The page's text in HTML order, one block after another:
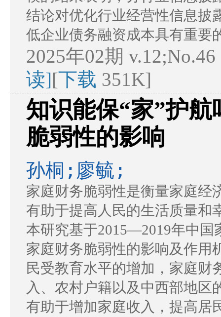
结论对优化行业经营性信息披
低企业债务融资成本具有重要
2025年02期
读][下载 351K]
知识能保“家”护
脆弱性的影响
孙桐;廖毓;
家庭财务脆弱性是衡量家庭经
有助于提高人民的生活质量和
本研究基于2015—2019年中国
家庭财务脆弱性的影响及作用
民受教育水平的增加，家庭财
入、农村户籍以及中西部地区
有助于增加家庭收入，提高居